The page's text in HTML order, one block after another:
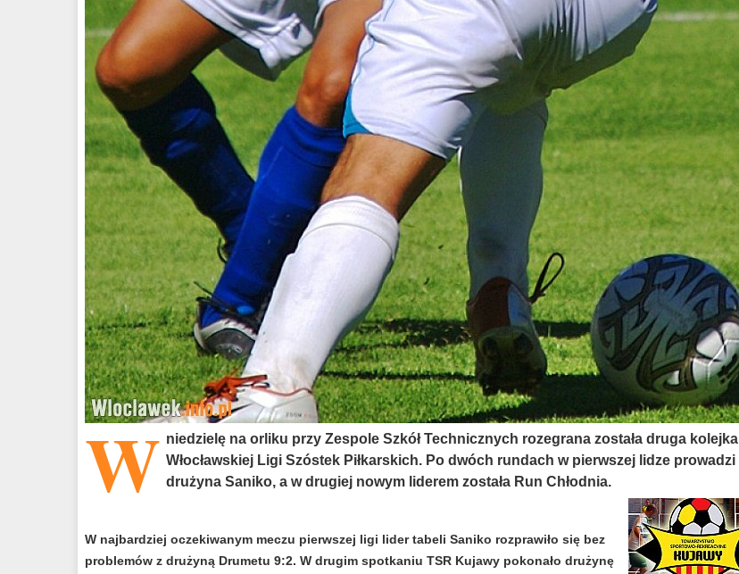
W niedzielę na orliku przy Zespole Szkół Technicznych rozegrana została druga kolejka
Włocławskiej Ligi Szóstek Piłkarskich. Po dwóch rundach w pierwszej lidze prowadzi
drużyna Saniko, a w drugiej nowym liderem została Run Chłodnia.
W najbardziej oczekiwanym meczu pierwszej ligi lider tabeli Saniko rozprawiło się bez
problemów z drużyną Drumetu 9:2. W drugim spotkaniu TSR Kujawy pokonało drużynę